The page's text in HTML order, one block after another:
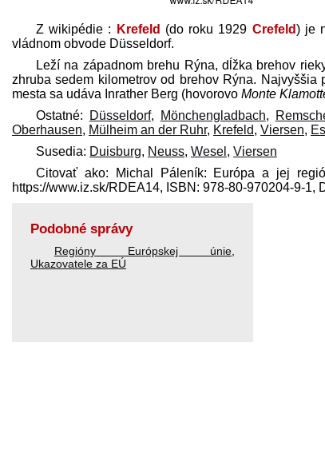
Z wikipédie : Krefeld (do roku 1929 Crefeld) je
vládnom obvode Düsseldorf.
Leží na západnom brehu Rýna, dĺžka brehov
zhruba sedem kilometrov od brehov Rýna.
mesta sa udáva Inrather Berg (hovorovo Monte
Ostatné:
Düsseldorf, Mönchengladbach,
Oberhausen, Mülheim an der Ruhr, Krefeld, Viersen,
Susedia: Duisburg, Neuss, Wesel , Viersen
Citovať ako: Michal Páleník: Európa a jej
https://www.iz.sk/​RDEA14, ISBN: 978-80-970204-9-1,
Podobné správy
Regióny Európskej únie,
Ukazovatele za EÚ